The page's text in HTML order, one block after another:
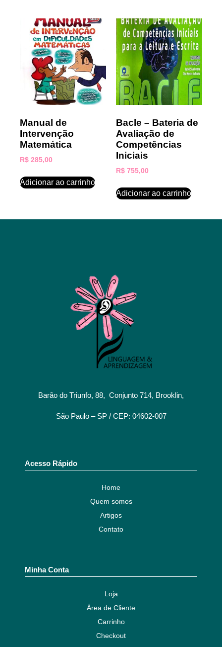
Manual de
Intervenção
Matemática
R$ 285,00
Adicionar ao carrinho
Bacle – Bateria de
Avaliação de
Competências
Iniciais
R$ 755,00
Adicionar ao carrinho
Barão do Triunfo, 88, Conjunto 714, Brooklin,
São Paulo – SP / CEP: 04602-007
Acesso Rápido
Home
Quem somos
Artigos
Contato
Minha Conta
Loja
Área de Cliente
Carrinho
Checkout